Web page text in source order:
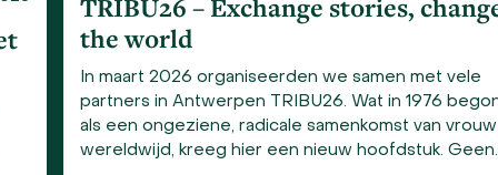
TRIBU26 – Exchange stories,
the world
In maart 2026 organiseerden we samen met vele
partners in Antwerpen TRIBU26. Wat in 1976
als een ongeziene, radicale samenkomst van
wereldwijd, kreeg hier een nieuw hoofdstuk.